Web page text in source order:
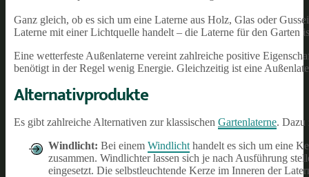
Ganz gleich, ob es sich um eine Laterne aus Holz, Glas oder
Laterne mit einer Lichtquelle handelt – die Laterne für den Garten
Eine wetterfeste Außenlaterne vereint zahlreiche positive
benötigt in der Regel wenig Energie. Gleichzeitig ist eine
Alternativprodukte
Es gibt zahlreiche Alternativen zur klassischen Gartenlaterne. Dazu
Windlicht: Bei einem Windlicht handelt es sich um eine
zusammen. Windlichter lassen sich je nach Ausführung
eingesetzt. Die selbstleuchtende Kerze im Inneren der